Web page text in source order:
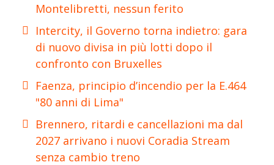
Montelibretti, nessun ferito
Intercity, il Governo torna indietro: gara
di nuovo divisa in più lotti dopo il
confronto con Bruxelles
Faenza, principio d’incendio per la E.464
"80 anni di Lima"
Brennero, ritardi e cancellazioni ma dal
2027 arrivano i nuovi Coradia Stream
senza cambio treno